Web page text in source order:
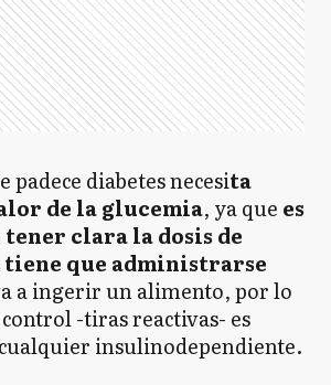
padece diabetes necesita
de la glucemia, ya que es
clara la dosis de
que administrarse
a ingerir un alimento, por lo
-tiras reactivas- es
insulinodependiente.